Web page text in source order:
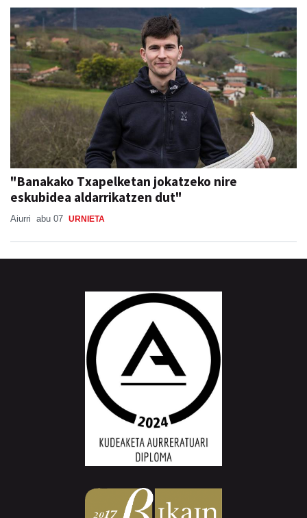
"Banakako Txapelketan jokatzeko nire
eskubidea aldarrikatzen dut"
Aiurri abu 07 URNIETA